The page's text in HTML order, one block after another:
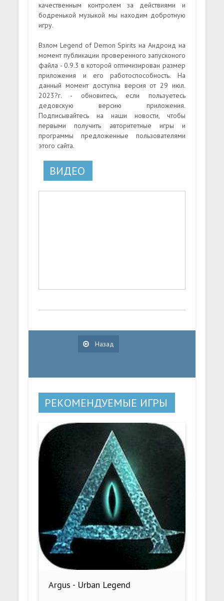
качественным контролем за действиями и
бодренькой музыкой мы находим добротную
игру.
Взлом Legend of Demon Spirits на Андроид на
момент публикации проверенного запусконого
файла - 0.9.3 в которой оптимизирован размер
приложения и его работоспособность. На
данный момент доступна версия от 29 июл.
2023?г. - обновитесь, если пользуетесь
дедовскую версию приложения.
Подписывайтесь на наши новости, чтобы
первыми получить авторитетные игры и
программы предложенные пользователями
этого сайта.
ВИДЕО
Назад
РЕКОМЕНДУЕМЫЕ ИГРЫ
Argus - Urban Legend